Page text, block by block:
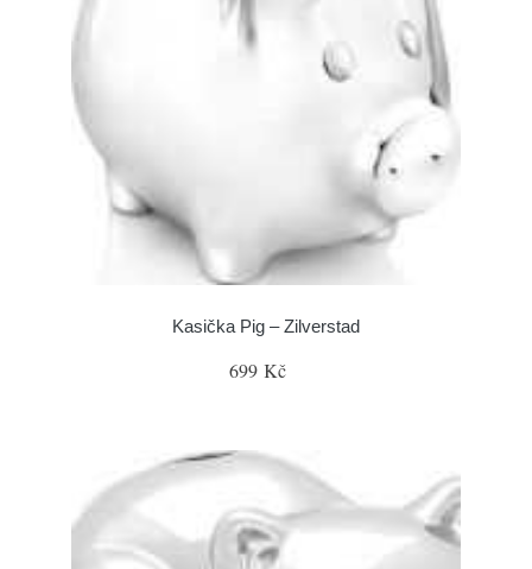
Kasička Pig – Zilverstad
699 Kč